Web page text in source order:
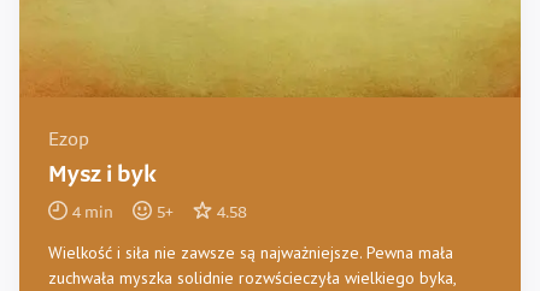
Ezop
Mysz i byk
4 min 5+ 4.58
Wielkość i siła nie zawsze są najważniejsze. Pewna mała
zuchwała myszka solidnie rozwścieczyła wielkiego byka,